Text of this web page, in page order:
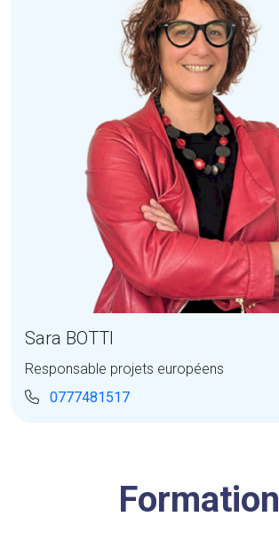
Sara BOTTI
Responsable projets européens
0777481517
Formation